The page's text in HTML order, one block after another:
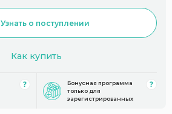
Узнать о поступлении
Как купить
Бонусная программа
только для
зарегистрированных